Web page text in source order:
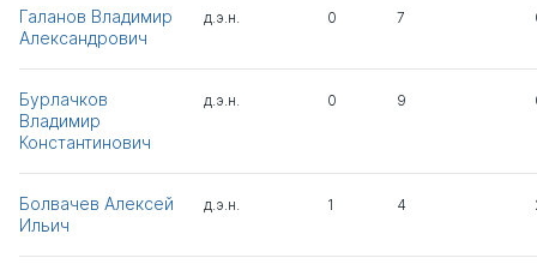
Галанов Владимир
Александрович
д.э.н. 0 7
Бурлачков
Владимир
Константинович
д.э.н. 0 9
Болвачев Алексей
Ильич
д.э.н. 1 4